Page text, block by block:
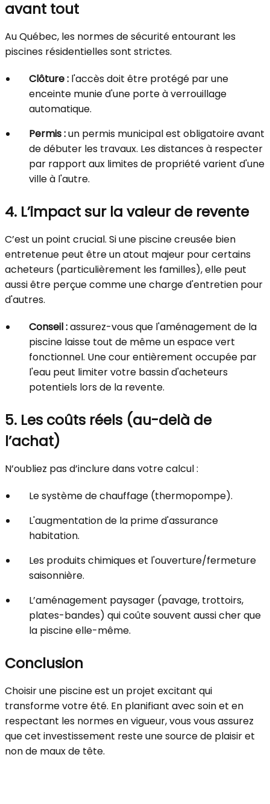
avant tout
Au Québec, les normes de sécurité entourant les
piscines résidentielles sont strictes.
Clôture : l'accès doit être protégé par une
enceinte munie d'une porte à verrouillage
automatique.
Permis :un permis municipal est obligatoire avant
de débuter les travaux. Les distances à respecter
par rapport aux limites de propriété varient d'une
ville à l'autre.
4. L’impact sur la valeur de revente
C’est un point crucial. Si une piscine creusée bien
entretenue peut être un atout majeur pour certains
acheteurs (particulièrement les familles), elle peut
aussi être perçue comme une charge d'entretien pour
d'autres.
Conseil :assurez-vous que l'aménagement de la
piscine laisse tout de même un espace vert
fonctionnel. Une cour entièrement occupée par
l'eau peut limiter votre bassin d'acheteurs
potentiels lors de la revente.
5. Les coûts réels (au-delà de
l’achat)
N’oubliez pas d’inclure dans votre calcul :
Le système de chauffage (thermopompe).
L'augmentation de la prime d'assurance
habitation.
Les produits chimiques et l'ouverture/fermeture
saisonnière.
L’aménagement paysager (pavage, trottoirs,
plates-bandes) qui coûte souvent aussi cher que
la piscine elle-même.
Conclusion
Choisir une piscine est un projet excitant qui
transforme votre été. En planifiant avec soin et en
respectant les normes en vigueur, vous vous assurez
que cet investissement reste une source de plaisir et
non de maux de tête.